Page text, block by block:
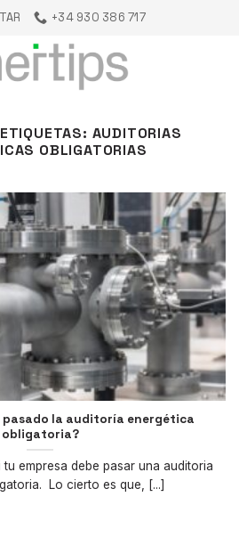
+34 930 386 717
AUDITORIAS
OBLIGATORIAS
pasado la auditoría energética
obligatoria?
empresa debe pasar una auditoria
Lo cierto es que, [...]